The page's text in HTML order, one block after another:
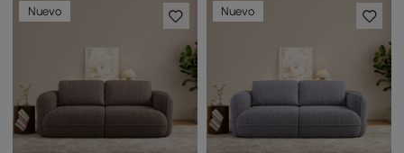
Nuevo Nuevo